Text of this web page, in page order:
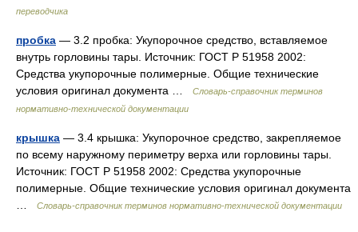
переводчика
пробка — 3.2 пробка: Укупорочное средство, вставляемое
внутрь горловины тары. Источник: ГОСТ Р 51958 2002:
Средства укупорочные полимерные. Общие технические
условия оригинал документа …
Словарь-справочник терминов
нормативно-технической документации
крышка — 3.4 крышка: Укупорочное средство, закрепляемое
по всему наружному периметру верха или горловины тары.
Источник: ГОСТ Р 51958 2002: Средства укупорочные
полимерные. Общие технические условия оригинал документа
Словарь-справочник терминов нормативно-технической документации